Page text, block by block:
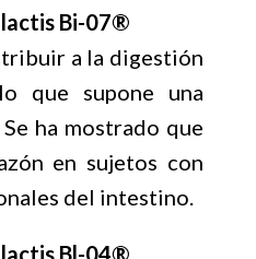
Bi-07®
a la digestión
que supone una
ha mostrado que
en sujetos con
del intestino.
Bl-04®